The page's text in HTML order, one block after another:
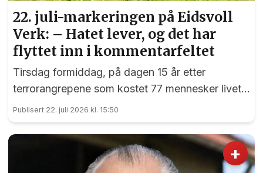
22. juli-markeringen på Eidsvoll
Verk: – Hatet lever, og det har
flyttet inn i kommentarfeltet
Tirsdag formiddag, på dagen 15 år etter
terrorangrepene som kostet 77 mennesker livet,
var det en sterk markering ved 22. juli-
monumentet på Eidsvoll Verk.
Publisert 22. juli 2026 kl. 15:50
+